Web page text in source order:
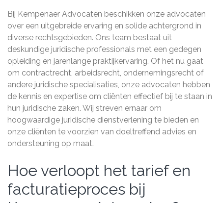
Bij Kempenaer Advocaten beschikken onze advocaten
over een uitgebreide ervaring en solide achtergrond in
diverse rechtsgebieden. Ons team bestaat uit
deskundige juridische professionals met een gedegen
opleiding en jarenlange praktijkervaring. Of het nu gaat
om contractrecht, arbeidsrecht, ondernemingsrecht of
andere juridische specialisaties, onze advocaten hebben
de kennis en expertise om cliënten effectief bij te staan in
hun juridische zaken. Wij streven ernaar om
hoogwaardige juridische dienstverlening te bieden en
onze cliënten te voorzien van doeltreffend advies en
ondersteuning op maat.
Hoe verloopt het tarief en
facturatieproces bij